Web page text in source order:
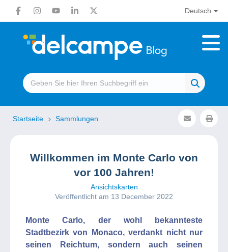
Deutsch
Startseite Sammlungen
Willkommen im Monte Carlo von
vor 100 Jahren!
Ansichtskarten
Veröffentlicht am 13 December 2022
Monte Carlo, der wohl bekannteste
Stadtbezirk von Monaco, verdankt nicht nur
seinen Reichtum, sondern auch seinen